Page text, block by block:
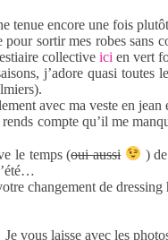
tenue encore une fois
sortir mes robes sans
collective ici en vert
j’adore quasi
avec ma veste en
compte qu’il me
le temps (oui aussi
)
changement de dressing
Je vous laisse avec les